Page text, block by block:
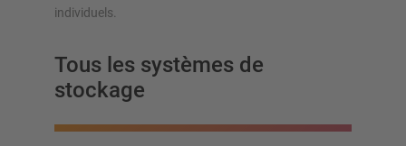
individuels.
Tous les systèmes de
stockage
nos configurateurs – y compris la demande directe